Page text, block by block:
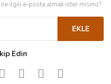
ile ilgili e-posta almak ister misiniz?
EKLE
Edin